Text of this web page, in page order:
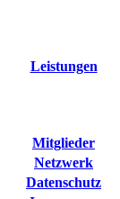
Leistungen
Mitglieder
Netzwerk
Datenschutz